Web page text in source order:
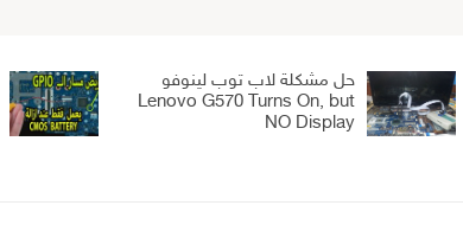
حل مشكلة لاب توب لينوفو
Lenovo G570 Turns On, but
NO Display